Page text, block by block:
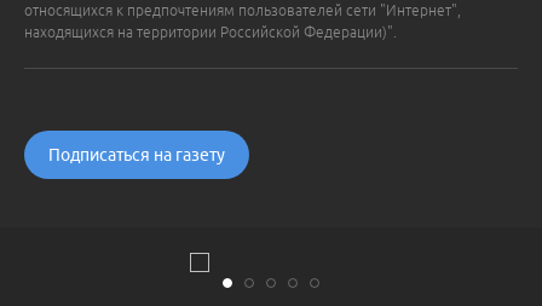
относящихся к предпочтениям пользователей сети "Интернет",
находящихся на территории Российской Федерации)".
Подписаться на газету